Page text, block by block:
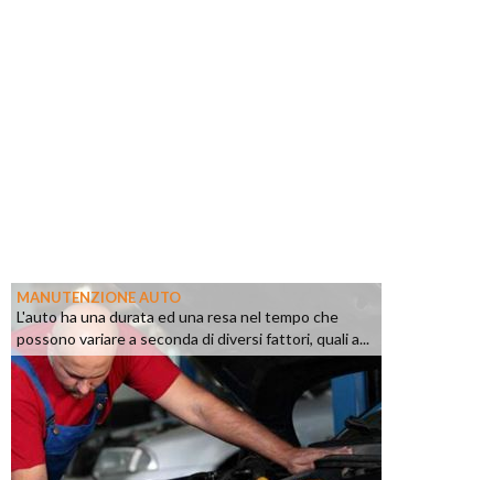
MANUTENZIONE AUTO
L'auto ha una durata ed una resa nel tempo che
possono variare a seconda di diversi fattori, quali a...